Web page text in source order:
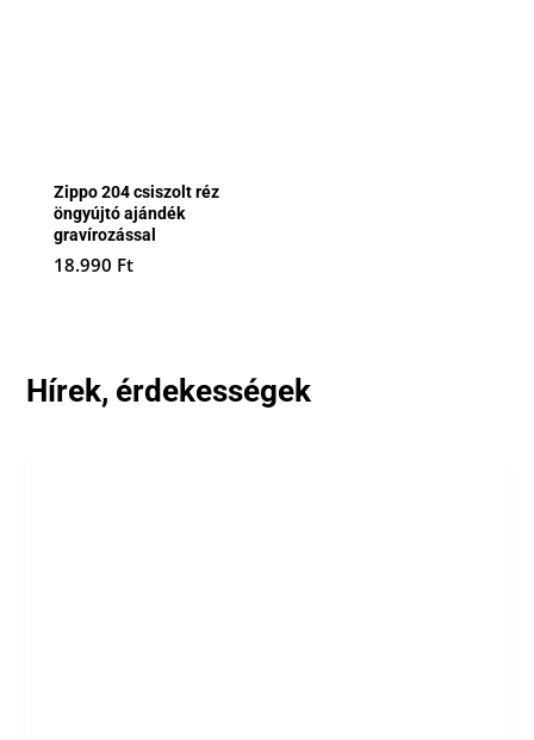
Zippo 204 csiszolt réz
öngyújtó ajándék
gravírozással
18.990 Ft
Hírek, érdekességek